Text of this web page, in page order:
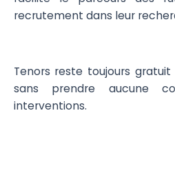
recrutement dans leur
Tenors reste toujours
sans prendre aucune
interventions.